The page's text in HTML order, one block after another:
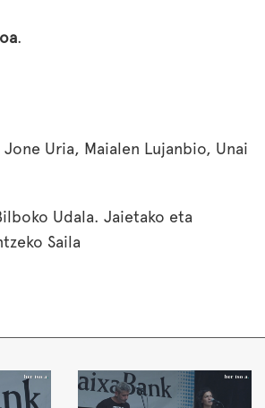
.
Uria, Maialen Lujanbio, Unai
Udala. Jaietako eta
Saila